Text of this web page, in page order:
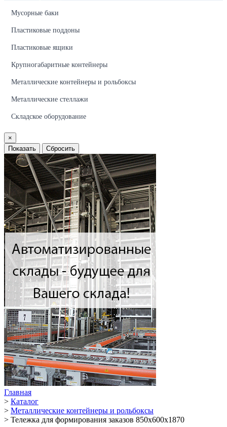
Мусорные баки
Пластиковые поддоны
Пластиковые ящики
Крупногабаритные контейнеры
Металлические контейнеры и рольбоксы
Металлические стеллажи
Складское оборудование
×
Показать
Сбросить
Главная
> Каталог
> Металлические контейнеры и рольбоксы
> Тележка для формирования заказов 850x600x1870